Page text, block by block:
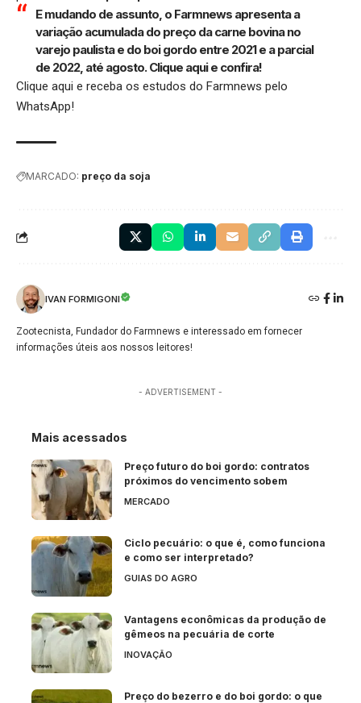
E mudando de assunto, o Farmnews apresenta a
variação acumulada do preço da carne bovina no
varejo paulista e do boi gordo entre 2021 e a parcial
de 2022, até agosto.Clique aquie confira!
Clique aqui e receba os estudos do Farmnews pelo
WhatsApp!
MARCADO: preço da soja
IVAN FORMIGONI
Zootecnista, Fundador do Farmnews e interessado em fornecer
informações úteis aos nossos leitores!
- ADVERTISEMENT -
Mais acessados
Preço futuro do boi gordo: contratos
próximos do vencimento sobem
MERCADO
Ciclo pecuário: o que é, como funciona
e como ser interpretado?
GUIAS DO AGRO
Vantagens econômicas da produção de
gêmeos na pecuária de corte
INOVAÇÃO
Preço do bezerro e do boi gordo: o que